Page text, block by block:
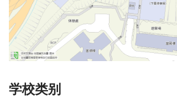
学校类别